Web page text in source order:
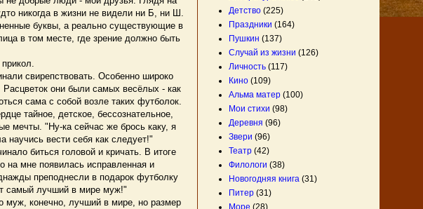
никогда в жизни не видели ни Б, ни Ш.
буквы, а реально существующие в
в том месте, где зрение должно быть
свирепствовать. Особенно широко
они были самых весёлых - как
сама с собой возле таких футболок.
тайное, детское, бессознательное,
мечты. "Ну-ка сейчас же брось каку, я
научись вести себя как следует!"
биться головой и кричать. В итоге
на мне появилась исправленная и
преподнесли в подарок футболку
самый лучший в мире муж!"
конечно, лучший в мире, но размер
Детство (225)
Праздники (164)
Пушкин (137)
Случай из жизни (126)
Личность (117)
Кино (109)
Альма матер (100)
Мои стихи (98)
Деревня (96)
Звери (96)
Театр (42)
Филологи (38)
Новогодняя книга (31)
Питер (31)